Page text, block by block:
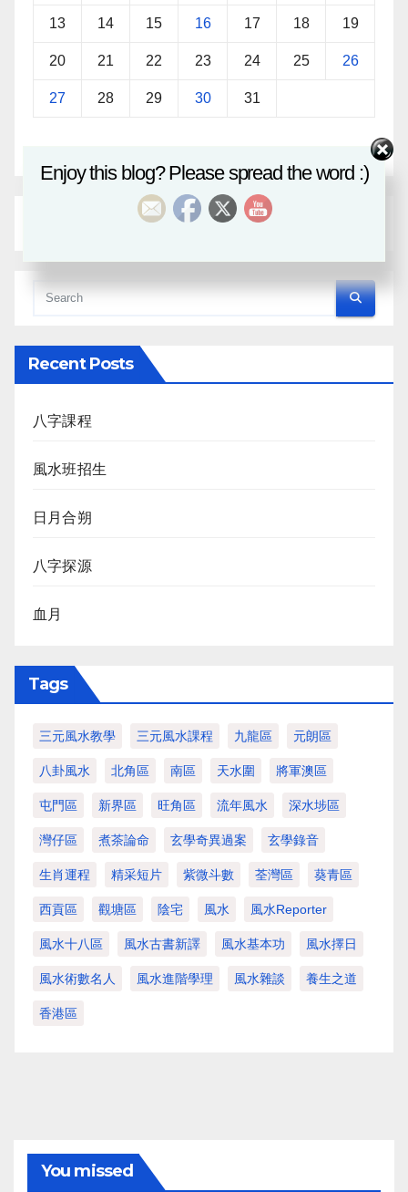
13 14 15 16 17 18 19
20 21 22 23 24 25 26
27 28 29 30 31
Recent Posts
八字課程
風水班招生
日月合朔
八字探源
血月
Tags
三元風水教學 三元風水課程 九龍區 元朗區
八卦風水 北角區 南區 天水圍 將軍澳區
屯門區 新界區 旺角區 流年風水 深水埗區
灣仔區 煮茶論命 玄學奇異過案 玄學錄音
生肖運程 精采短片 紫微斗數 荃灣區 葵青區
西貢區 觀塘區 陰宅 風水 風水Reporter
風水十八區 風水古書新譯 風水基本功 風水擇日
風水術數名人 風水進階學理 風水雜談 養生之道
香港區
You missed
Enjoy this blog? Please spread the word :)